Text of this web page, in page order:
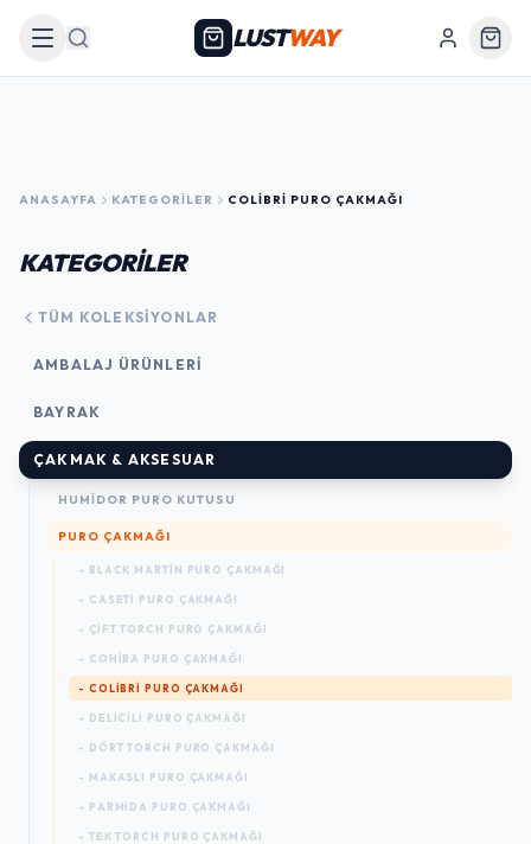
Arama LUSTWAY
ANASAYFA KATEGORILER COLIBRI PURO ÇAKMAĞI
KATEGORİLER
TÜM KOLEKSIYONLAR
AMBALAJ ÜRÜNLERI
BAYRAK
ÇAKMAK & AKSESUAR
HUMIDOR PURO KUTUSU
PURO ÇAKMAĞI
- BLACK MARTIN PURO ÇAKMAĞI
- CASETI PURO ÇAKMAĞI
- ÇIFT TORCH PURO ÇAKMAĞI
- COHIBA PURO ÇAKMAĞI
- COLIBRI PURO ÇAKMAĞI
- DELICILI PURO ÇAKMAĞI
- DÖRT TORCH PURO ÇAKMAĞI
- MAKASLI PURO ÇAKMAĞI
- PARMIDA PURO ÇAKMAĞI
- TEK TORCH PURO ÇAKMAĞI